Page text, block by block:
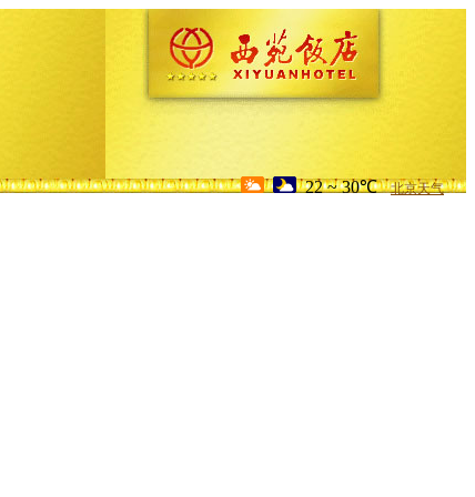
22 ~ 30℃ 北京天气